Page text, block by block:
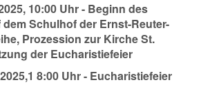
10:00 Uhr - Beginn des
Schulhof der Ernst-Reuter-
Prozession zur Kirche St.
der Eucharistiefeier
8:00 Uhr - Eucharistiefeier